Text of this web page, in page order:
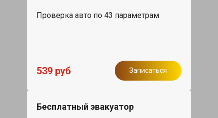
Проверка авто по 43 параметрам
539 руб Записаться
Бесплатный эвакуатор